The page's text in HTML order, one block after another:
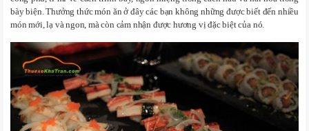
bày biện. Thưởng thức món ăn ở đây các bạn không những được biết đến nhiều
món mới, lạ và ngon, mà còn cảm nhận được hương vị đặc biệt của nó.